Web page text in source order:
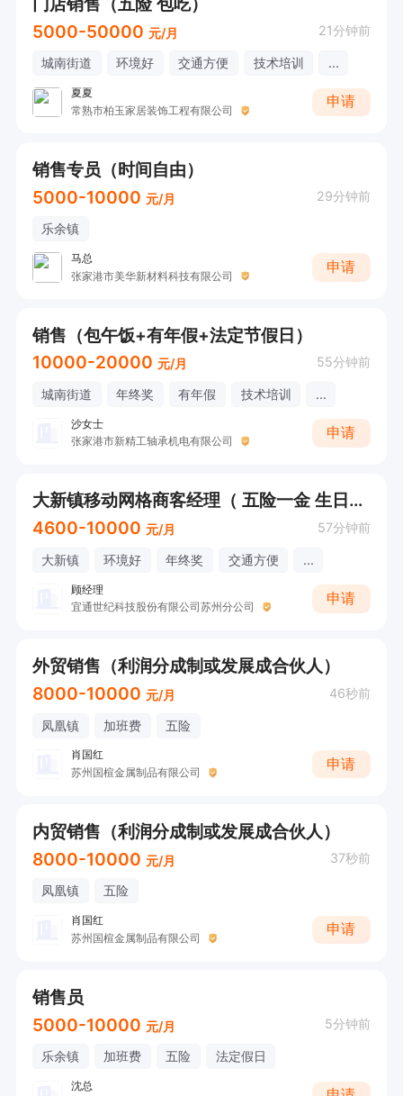
5000-50000 元/月 21分钟前
城南街道 环境好 交通方便 技术培训 ...
夏夏
常熟市柏玉家居装饰工程有限公司
申请
销售专员（时间自由）
5000-10000 元/月 29分钟前
乐余镇
马总
张家港市美华新材料科技有限公司
申请
销售（包午饭+有年假+法定节假日）
10000-20000 元/月 55分钟前
城南街道 年终奖 有年假 技术培训 ...
沙女士
张家港市新精工轴承机电有限公司
申请
大新镇移动网格商客经理（ 五险一金 生日券 各种节假日福利 ）
4600-10000 元/月 57分钟前
大新镇 环境好 年终奖 交通方便 ...
顾经理
宜通世纪科技股份有限公司苏州分公司
申请
外贸销售（利润分成制或发展成合伙人）
8000-10000 元/月 46秒前
凤凰镇 加班费 五险
肖国红
苏州国楦金属制品有限公司
申请
内贸销售（利润分成制或发展成合伙人）
8000-10000 元/月 37秒前
凤凰镇 五险
肖国红
苏州国楦金属制品有限公司
申请
销售员
5000-10000 元/月 5分钟前
乐余镇 加班费 五险 法定假日
沈总